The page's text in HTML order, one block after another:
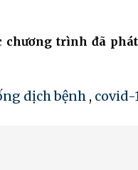
chương trình đã
dịch bệnh , covid-